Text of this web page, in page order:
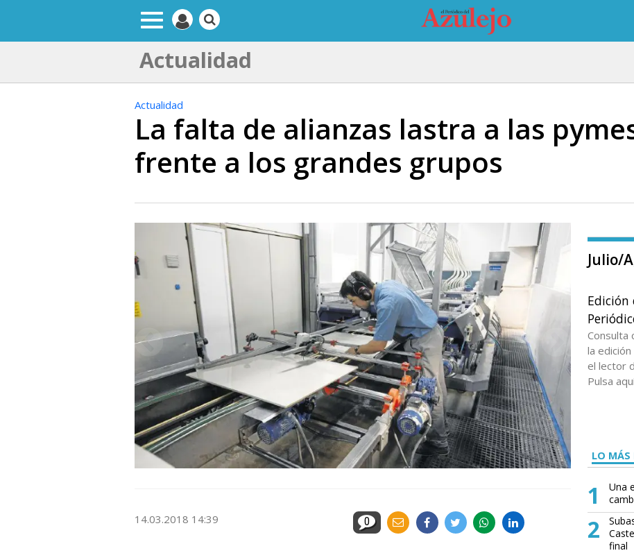
Actualidad
Actualidad
La falta de alianzas lastra a las
frente a los grandes grupos
14.03.2018 14:39 0
Julio/
Edición
Consulta
la
el lector
Pulsa
LO MÁS
1
Una
2
final